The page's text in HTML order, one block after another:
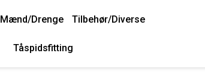
Mænd/Drenge Tilbehør/Diverse
Tåspidsfitting